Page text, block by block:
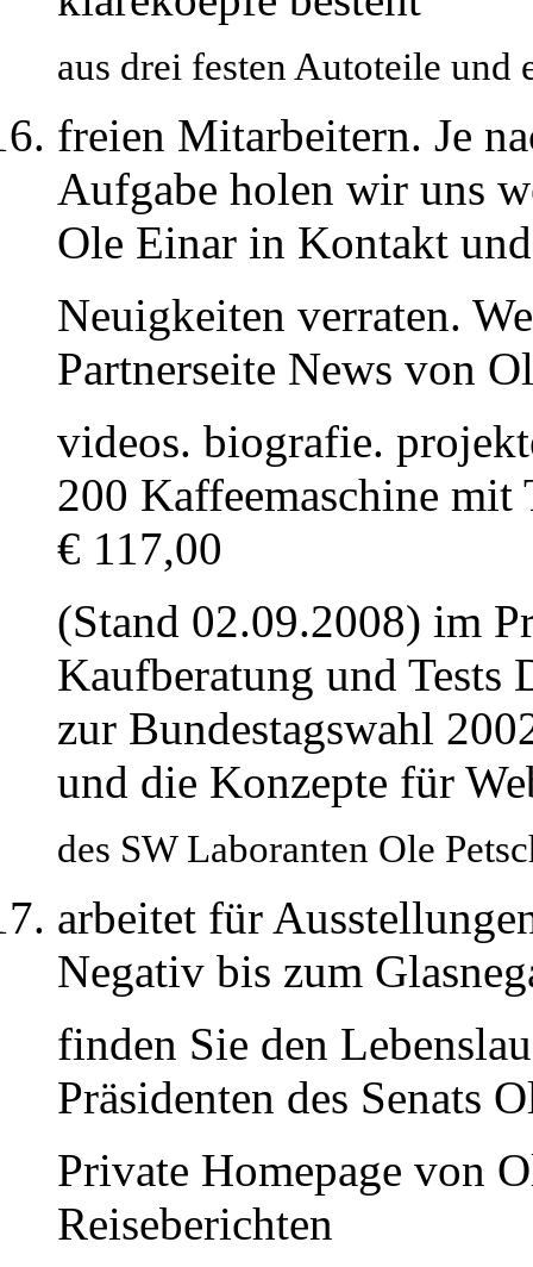
aus drei festen Autoteile und
freien Mitarbeitern. Je
Aufgabe holen wir uns
Ole Einar in Kontakt
Neuigkeiten verraten.
Partnerseite News von
videos. biografie.
200 Kaffeemaschine mit
€ 117,00
(Stand 02.09.2008) im
Kaufberatung und Tests
zur Bundestagswahl
und die Konzepte für
des SW Laboranten Ole
arbeitet für
Negativ bis zum
finden Sie den
Präsidenten des Senats
Private Homepage von
Reiseberichten